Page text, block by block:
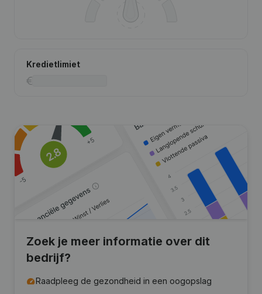
Kredietlimiet
Zoek je meer informatie over dit
bedrijf?
Raadpleeg de gezondheid in een oogopslag